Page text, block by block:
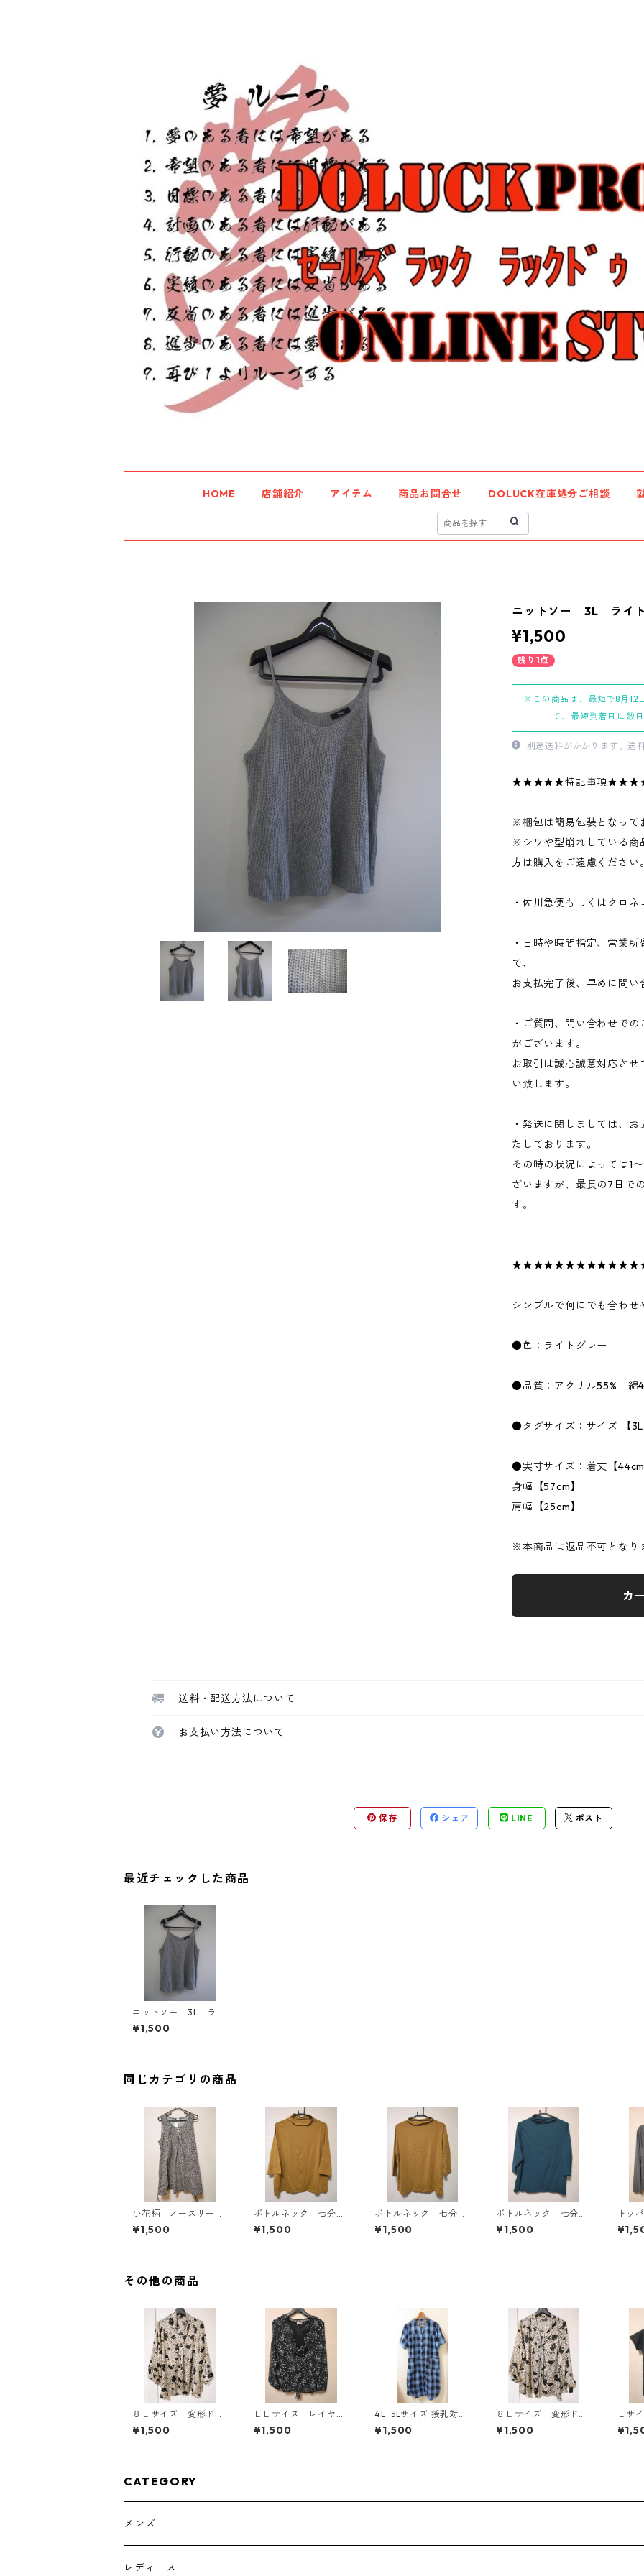
HOME 店舗紹介 アイテム 商品お問合せ DOLUCK在庫処分ご相談
ニットソー 3L ライ
¥1,500
残り1点
※この商品は、最短で8月12
て、最短到着日に数
別途送料がかかります。送
★★★★★特記事項
※梱包は簡易包装となって
※シワや型崩れしている商
方は購入をご遠慮ください
・佐川急便もしくはクロ
・日時や時間指定、営業
で、
お支払完了後、早めに問
・ご質問、問い合わせで
がございます。
お取引は誠心誠意対応さ
い致します。
・発送に関しましては、
たしております。
その時の状況によっては1
ざいますが、最長の7日で
す。
シンプルで何にでも合わ
●色：ライトグレー
●品質：アクリル55% 綿
●タグサイズ：サイズ 【
●実寸サイズ：着丈【
身幅【57cm】
肩幅【25cm】
※本商品は返品不可となり
カ
送料・配送方法について
お支払い方法について
保存 シェア LINE ポスト
最近チェックした商品
ニットソー 3L ライ
トグレー IY-3803
¥1,500
同じカテゴリの商品
小花柄 ノースリーブ
ワンピース ４Ｌ ブ
ラック KAE-4819
¥1,500
ボトルネック 七分袖
カットソー ４Ｌ マ
スタード KAE-4818
¥1,500
ボトルネック 七分袖
カットソー ４Ｌ マ
スタード KAE-4816
¥1,500
ボトルネック 七分袖
カットソー ４Ｌ テ
ィールグリーン KAE
¥1,500
トッ
ン
AE-
その他の商品
８Ｌサイズ 変形ドッ
ト 花柄 ボウタイブ
ラウス オフホワイ
¥1,500
ＬＬサイズ レイヤー
ド風 シフォンブラウ
ス ブラック KAE-4
¥1,500
4Lｰ5Lサイズ 授乳対応
チェック柄 半袖ルーム
ウェア マタニティ ブ
¥1,500
８Ｌサイズ 変形ドッ
ト 花柄 ボウタイブ
ラウス オフホワイ
¥1,500
Ｌサ
抗菌
ーキ
CATEGORY
メンズ
トップス
レディース